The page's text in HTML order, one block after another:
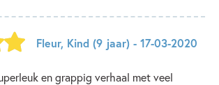
Fleur, Kind (9 jaar) - 17-03-2020
en grappig verhaal met veel